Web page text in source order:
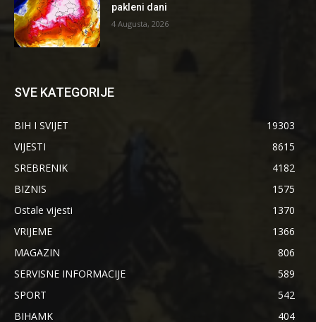
pakleni dani
4 Augusta, 2026
SVE KATEGORIJE
BIH I SVIJET
19303
VIJESTI
8615
SREBRENIK
4182
BIZNIS
1575
Ostale vijesti
1370
VRIJEME
1366
MAGAZIN
806
SERVISNE INFORMACIJE
589
SPORT
542
BIHAMK
404